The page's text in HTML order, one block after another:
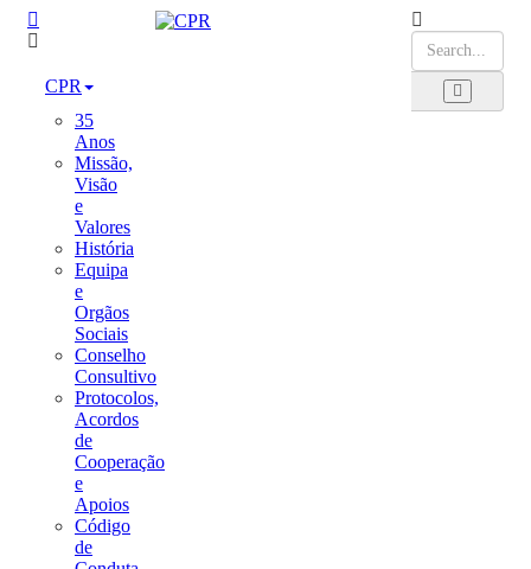
CPR
35
Anos
Missão,
Visão
e
Valores
História
Equipa
e
Orgãos
Sociais
Conselho
Consultivo
Protocolos,
Acordos
de
Cooperação
e
Apoios
Código
de